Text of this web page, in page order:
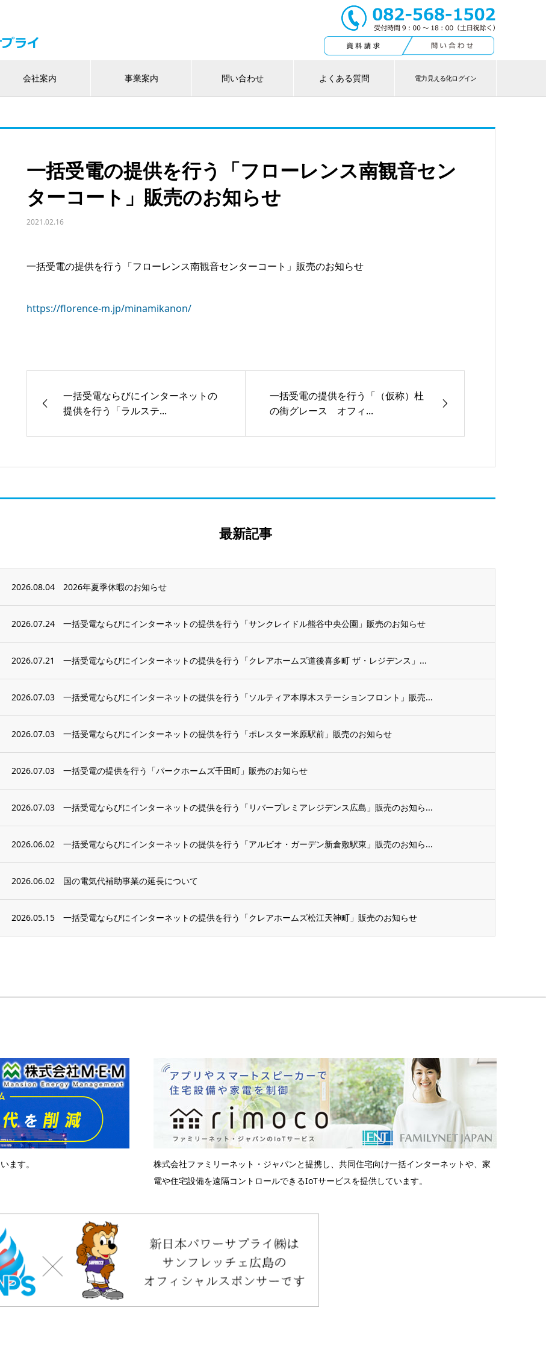
会社案内 事業案内 問い合わせ よくある質問 電力見える化ログイン
一括受電の提供を行う「フローレンス南観音セン
ターコート」販売のお知らせ
2021.02.16
一括受電の提供を行う「フローレンス南観音センターコート」販売のお知らせ
https://florence-m.jp/minamikanon/
一括受電ならびにインターネットの
提供を行う「ラルステ...
一括受電の提供を行う「（仮称）杜
の街グレース オフィ...
最新記事
2026.08.04 2026年夏季休暇のお知らせ
2026.07.24 一括受電ならびにインターネットの提供を行う「サンクレイドル熊谷中央公園」販売のお知らせ
2026.07.21 一括受電ならびにインターネットの提供を行う「クレアホームズ道後喜多町 ザ・レジデンス」...
2026.07.03 一括受電ならびにインターネットの提供を行う「ソルティア本厚木ステーションフロント」販売...
2026.07.03 一括受電ならびにインターネットの提供を行う「ポレスター米原駅前」販売のお知らせ
2026.07.03 一括受電の提供を行う「パークホームズ千田町」販売のお知らせ
2026.07.03 一括受電ならびにインターネットの提供を行う「リバープレミアレジデンス広島」販売のお知ら...
2026.06.02 一括受電ならびにインターネットの提供を行う「アルビオ・ガーデン新倉敷駅東」販売のお知ら...
2026.06.02 国の電気代補助事業の延長について
2026.05.15 一括受電ならびにインターネットの提供を行う「クレアホームズ松江天神町」販売のお知らせ
ます。
株式会社ファミリーネット・ジャパンと提携し、共同住宅向け一括インターネットや、家
電や住宅設備を遠隔コントロールできるIoTサービスを提供しています。